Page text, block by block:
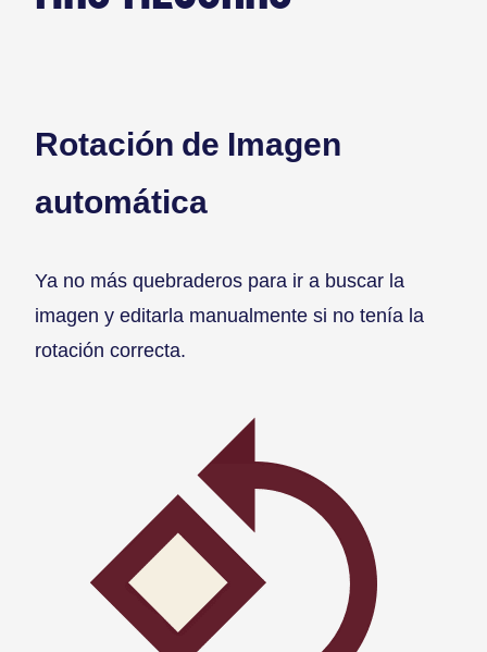
Rotación de Imagen
automática
Ya no más quebraderos para ir a buscar la
imagen y editarla manualmente si no tenía la
rotación correcta.